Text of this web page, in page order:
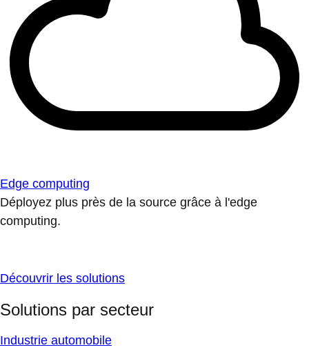
Edge computing
Déployez plus près de la source grâce à l'edge
computing.
Découvrir les solutions
Solutions par secteur
Industrie automobile